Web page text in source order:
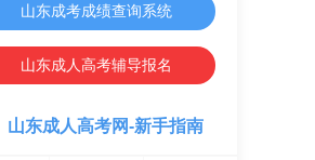
山东成考成绩查询系统
山东成人高考辅导报名
山东成人高考网-新手指南